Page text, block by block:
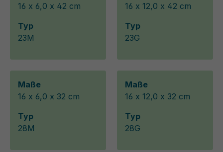
16 x 6,0 x 42 cm
Typ
23M
16 x 12,0 x 42 cm
Typ
23G
Maße
16 x 6,0 x 32 cm
Typ
28M
Maße
16 x 12,0 x 32 cm
Typ
28G